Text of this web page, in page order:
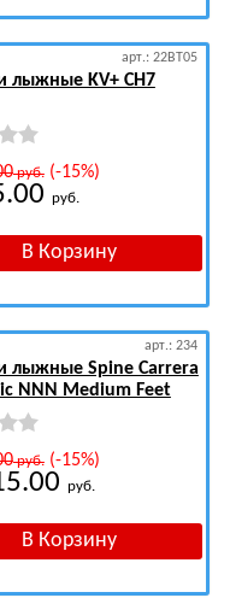
арт.: 22BT05
лыжные KV+ CH7
руб.(-15%)
руб.
арт.: 234
лыжные Spine Carrera
NNN Medium Feet
руб.(-15%)
руб.